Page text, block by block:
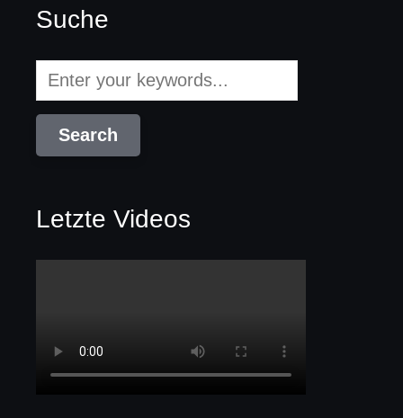
Suche
Letzte Videos